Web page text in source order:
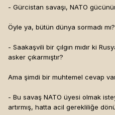
- Gürcistan savaşı, NATO
Öyle ya, bütün dünya sormadı mı?
- Saakaşvili bir çılgın mıdır ki
asker çıkarmıştır?
Ama şimdi bir muhtemel cevap
- Bu savaş NATO üyesi olmak
artırmış, hatta acil gerekliliğe